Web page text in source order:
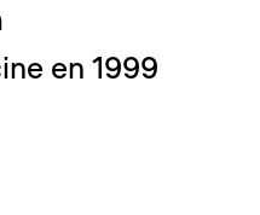
en 1999